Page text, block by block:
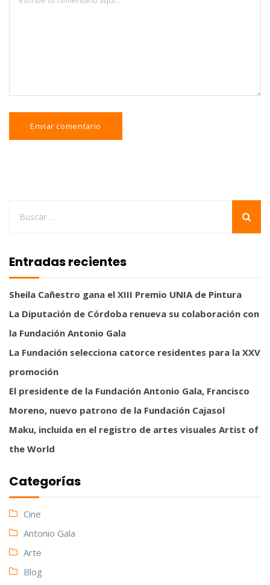
Entradas recientes
Sheila Cañestro gana el XIII Premio UNIA de Pintura
La Diputación de Córdoba renueva su colaboración con
la Fundación Antonio Gala
La Fundación selecciona catorce residentes para la XXV
promoción
El presidente de la Fundación Antonio Gala, Francisco
Moreno, nuevo patrono de la Fundación Cajasol
Maku, incluida en el registro de artes visuales Artist of
the World
Categorías
Cine
Antonio Gala
Arte
Blog